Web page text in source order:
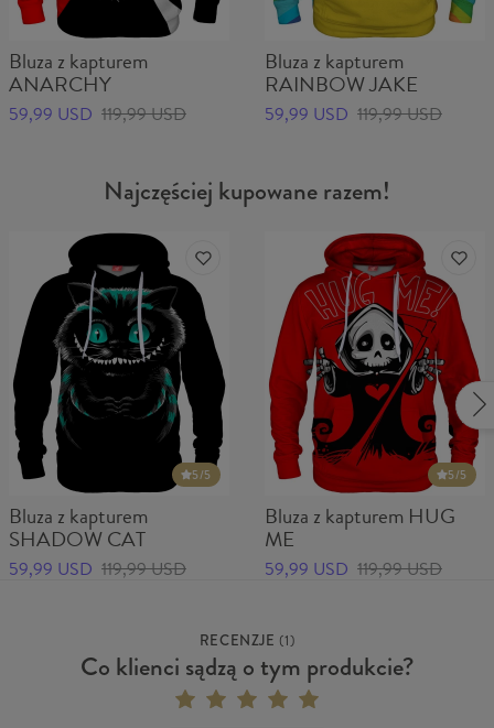
Bluza z kapturem
ANARCHY
59,99 USD 119,99 USD
Bluza z kapturem
RAINBOW JAKE
59,99 USD 119,99 USD
Najczęściej kupowane razem!
5/5
Bluza z kapturem
SHADOW CAT
59,99 USD 119,99 USD
5/5
Bluza z kapturem HUG
ME
59,99 USD 119,99 USD
RECENZJE (1)
Co klienci sądzą o tym produkcie?